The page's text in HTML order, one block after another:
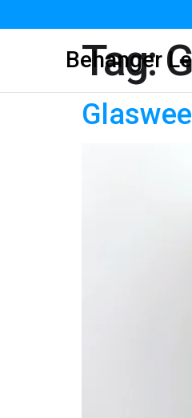
Behanger
Tag: